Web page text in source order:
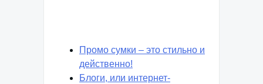
Промо сумки – это стильно и
действенно!
Блоги, или интернет-